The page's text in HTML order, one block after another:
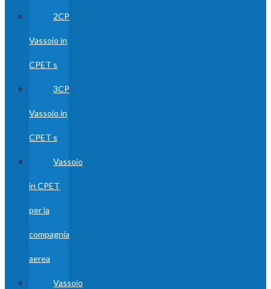
2CP
Vassoio in
CPET s
3CP
Vassoio in
CPET s
Vassoio
in CPET
per la
compagnia
aerea
Vassoio